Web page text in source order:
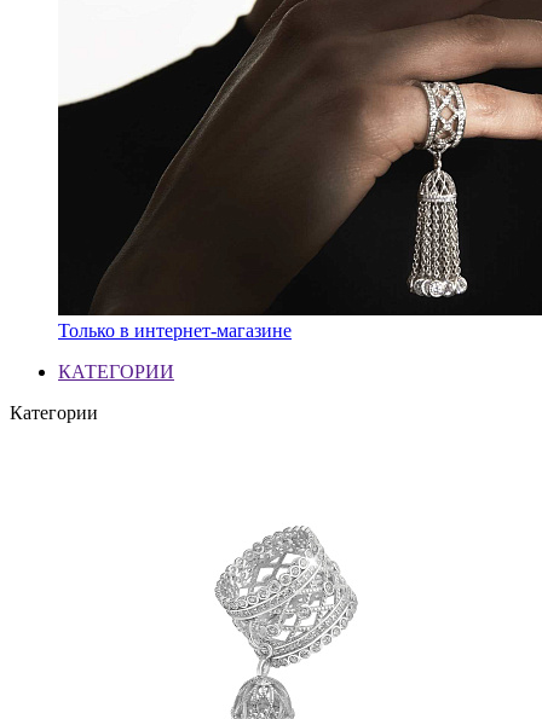
Только в интернет-магазине
КАТЕГОРИИ
Категории